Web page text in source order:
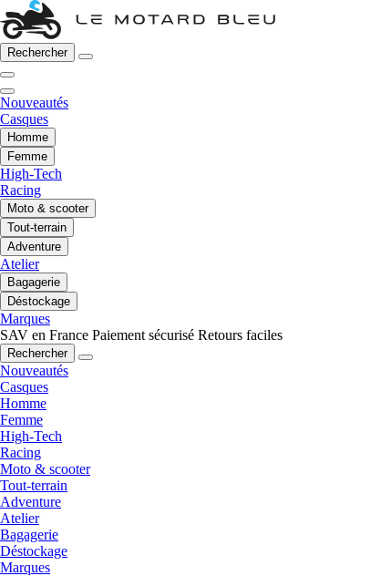
Rechercher
Nouveautés
Casques
Homme
Femme
High-Tech
Racing
Moto & scooter
Tout-terrain
Adventure
Atelier
Bagagerie
Déstockage
Marques
SAV en France Paiement sécurisé Retours faciles
Rechercher
Nouveautés
Casques
Homme
Femme
High-Tech
Racing
Moto & scooter
Tout-terrain
Adventure
Atelier
Bagagerie
Déstockage
Marques